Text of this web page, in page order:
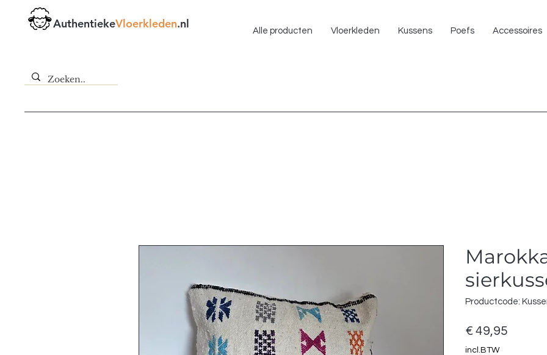
AuthentiekeVloerkleden.nl
Alle producten Vloerkleden Kussens Poefs Accessoires
Productcode:
€ 49,95
incl.BTW